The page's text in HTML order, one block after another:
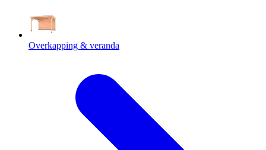
Overkapping & veranda